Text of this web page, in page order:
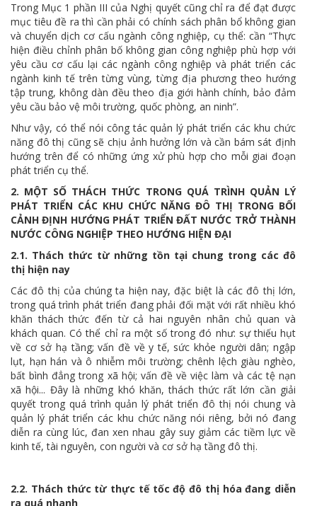
Trong Mục 1 phần III của Nghị quyết cũng chỉ ra để đạt được
mục tiêu đề ra thì cần phải có chính sách phân bổ không gian
và chuyển dịch cơ cấu ngành công nghiệp, cụ thể: cần “Thực
hiện điều chỉnh phân bố không gian công nghiệp phù hợp với
yêu cầu cơ cấu lại các ngành công nghiệp và phát triển các
ngành kinh tế trên từng vùng, từng địa phương theo hướng
tập trung, không dàn đều theo địa giới hành chính, bảo đảm
yêu cầu bảo vệ môi trường, quốc phòng, an ninh”.
Như vậy, có thể nói công tác quản lý phát triển các khu chức
năng đô thị cũng sẽ chịu ảnh hưởng lớn và cần bám sát định
hướng trên để có những ứng xử phù hợp cho mỗi giai đoạn
phát triển cụ thể.
2. MỘT SỐ THÁCH THỨC TRONG QUÁ TRÌNH QUẢN LÝ
PHÁT TRIỂN CÁC KHU CHỨC NĂNG ĐÔ THỊ TRONG BỐI
CẢNH ĐỊNH HƯỚNG PHÁT TRIỂN ĐẤT NƯỚC TRỞ THÀNH
NƯỚC CÔNG NGHIỆP THEO HƯỚNG HIỆN ĐẠI
2.1. Thách thức từ những tồn tại chung trong các đô
thị hiện nay
Các đô thị của chúng ta hiện nay, đặc biệt là các đô thị lớn,
trong quá trình phát triển đang phải đối mặt với rất nhiều khó
khăn thách thức đến từ cả hai nguyên nhân chủ quan và
khách quan. Có thể chỉ ra một số trong đó như: sự thiếu hụt
về cơ sở hạ tầng; vấn đề về y tế, sức khỏe người dân; ngập
lụt, hạn hán và ô nhiễm môi trường; chênh lệch giàu nghèo,
bất bình đẳng trong xã hội; vấn đề về việc làm và các tệ nạn
xã hội... Đây là những khó khăn, thách thức rất lớn cần giải
quyết trong quá trình quản lý phát triển đô thị nói chung và
quản lý phát triển các khu chức năng nói riêng, bởi nó đang
diễn ra cùng lúc, đan xen nhau gây suy giảm các tiềm lực về
kinh tế, tài nguyên, con người và cơ sở hạ tầng đô thị.
2.2. Thách thức từ thực tếtốc độ đô thị hóa đang diễn
ra quá nhanh